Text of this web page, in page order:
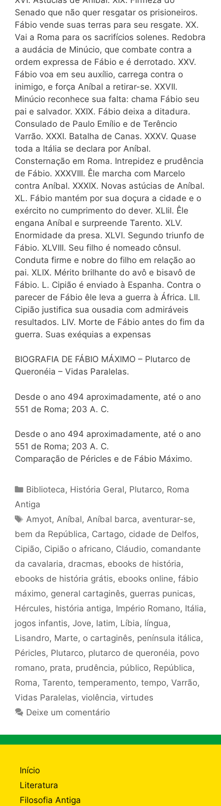
Senado que não quer resgatar os prisioneiros.
Fábio vende suas terras para seu resgate. XX.
Vai a Roma para os sacrifícios solenes. Redobra
a audácia de Minúcio, que combate contra a
ordem expressa de Fábio e é derrotado. XXV.
Fábio voa em seu auxílio, carrega contra o
inimigo, e força Aníbal a retirar-se. XXVII.
Minúcio reconhece sua falta: chama Fábio seu
pai e salvador. XXIX. Fábio deixa a ditadura.
Consulado de Paulo Emílio e de Terêncio
Varrão. XXXI. Batalha de Canas. XXXV. Quase
toda a Itália se declara por Aníbal.
Consternação em Roma. Intrepidez e prudência
de Fábio. XXXVIII. Êle marcha com Marcelo
contra Aníbal. XXXIX. Novas astúcias de Aníbal.
XL. Fábio mantém por sua doçura a cidade e o
exército no cumprimento do dever. XLIil. Êle
engana Aníbal e surpreende Tarento. XLV.
Enormidade da presa. XLVI. Segundo triunfo de
Fábio. XLVIII. Seu filho é nomeado cônsul.
Conduta firme e nobre do filho em relação ao
pai. XLIX. Mérito brilhante do avô e bisavô de
Fábio. L. Cipião é enviado à Espanha. Contra o
parecer de Fábio êle leva a guerra à África. LII.
Cipião justifica sua ousadia com admiráveis
resultados. LIV. Morte de Fábio antes do fim da
guerra. Suas exéquias a expensas
BIOGRAFIA DE FÁBIO MÁXIMO – Plutarco de
Queronéia – Vidas Paralelas.
Desde o ano 494 aproximadamente, até o ano
551 de Roma; 203 A. C.
Desde o ano 494 aproximadamente, até o ano
551 de Roma; 203 A. C.
Comparação de Péricles e de Fábio Máximo.
Categorias
Biblioteca, História Geral, Plutarco, Roma
Antiga
Tags
Amyot,Aníbal,Aníbal barca, aventurar-se,
bem da República, Cartago, cidade de Delfos,
Cipião, Cipião o africano, Cláudio, comandante
da cavalaria, dracmas, ebooks de história,
ebooks de história grátis, ebooks online, fábio
máximo, general cartaginês, guerras punicas,
Hércules, história antiga, Império Romano, Itália,
jogos infantis, Jove, latim, Líbia, língua,
Lisandro, Marte, o cartaginês, península itálica,
Péricles, Plutarco, plutarco de queronéia, povo
romano, prata, prudência, público, República,
Roma, Tarento, temperamento, tempo, Varrão,
Vidas Paralelas, violência, virtudes
Deixe um comentário
Início
Literatura
Filosofia Antiga